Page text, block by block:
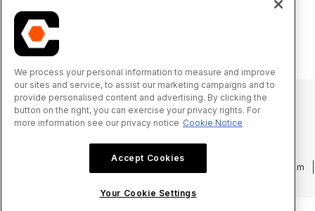
Quelle intégration prend en charge
les sous-projets que vous utilisez?
procore.com
We process your personal information to measure and improve
our sites and service, to assist our marketing campaigns and to
provide personalised content and advertising. By clicking the
button on the right, you can exercise your privacy rights. For
more information see our privacy notice Cookie Notice
Accept Cookies
Your Cookie Settings